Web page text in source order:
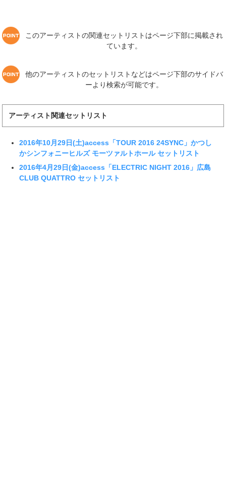
このアーティストの関連セットリストはページ下部に掲載され
ています。
他のアーティストのセットリストなどはページ下部のサイドバ
ーより検索が可能です。
アーティスト関連セットリスト
2016年10月29日(土)access「TOUR 2016 24SYNC」かつし
かシンフォニーヒルズ モーツァルトホール セットリスト
2016年4月29日(金)access「ELECTRIC NIGHT 2016」広島
CLUB QUATTRO セットリスト